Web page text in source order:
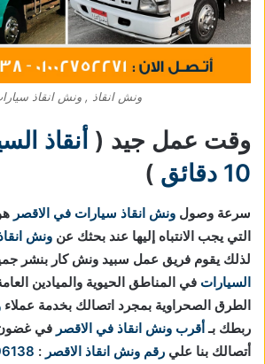
ونش انقاذ , ونش انقاذ
وقت عمل جيد ( أنقاذ
10 دقائق
)
سرعة وصول ونش انقاذ سيارات في الاقصر
التي يجب الانتباه إليها عند بحثك عن ونش
لذلك يقوم فريق عمل سبيد ونش كار بنشر
السيارات في المناطق الحيوية والميادين
الطرق الصحراوية بمجرد اتصالك بخدمة عملاء
ربطك بـأقرب ونش انقاذ في الاقصر
أتصالك بنا علي رقم ونش انقاذ الاقصر :